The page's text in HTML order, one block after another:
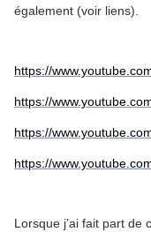
également (voir liens).
https://
https://
https://
https://
Lorsque j’ai fait part de